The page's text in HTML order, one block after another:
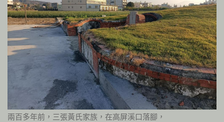
兩百多年前，三張黃氏家族，在高屏溪口落腳，